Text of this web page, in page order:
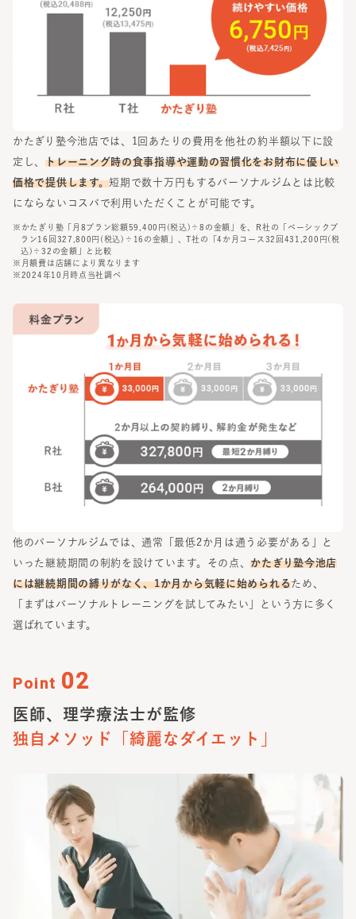
かたぎり塾今池店 では、1回あたりの費用を他社の約半額以下に設
定し、トレーニング時の食事指導や運動の習慣化をお財布に優しい
価格で提供します。短期で数十万円もするパーソナルジムとは比較
にならないコスパで利用いただくことが可能です。
※かたぎり塾「月8プラン総額59,400円(税込)÷8の金額」を、R社の「ベーシックプ
ラン16回327,800円(税込)÷16の金額」、T社の「4か月コース32回431,200円(税
込)÷32の金額」と比較
※月額費は店舗により異なります
※2024年10月時点当社調べ
他のパーソナルジムでは、通常「最低2か月は通う必要がある」と
いった継続期間の制約を設けています。その点、かたぎり塾今池店
には継続期間の縛りがなく、1か月から気軽に始められるため、
「まずはパーソナルトレーニングを試してみたい」という方に多く
選ばれています。
Point 02
医師、理学療法士が監修
独自メソッド
「綺麗なダイエット」